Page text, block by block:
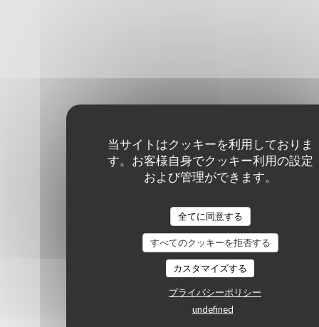
当サイトはクッキーを利用しておりま
す。お客様自身でクッキー利用の設定
および管理ができます。
全てに同意する
すべてのクッキーを拒否する
カスタマイズする
プライバシーポリシー
undefined